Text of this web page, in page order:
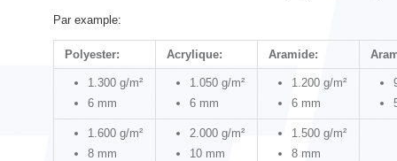
Par example:
Polyester: Acrylique: Aramide:
1.300 g/m²
6 mm
1.050 g/m²
6 mm
1.200 g/m²
6 mm
1.600 g/m²
8 mm
2.000 g/m²
10 mm
1.500 g/m²
8 mm